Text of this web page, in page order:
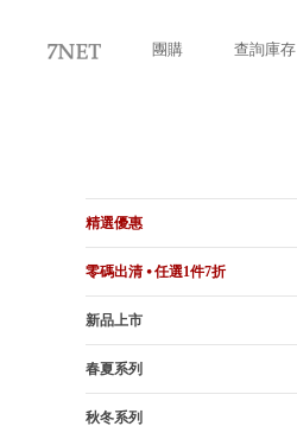
團購 查詢庫存
精選優惠
零碼出清 ⦁ 任選1件7折
新品上市
春夏系列
秋冬系列